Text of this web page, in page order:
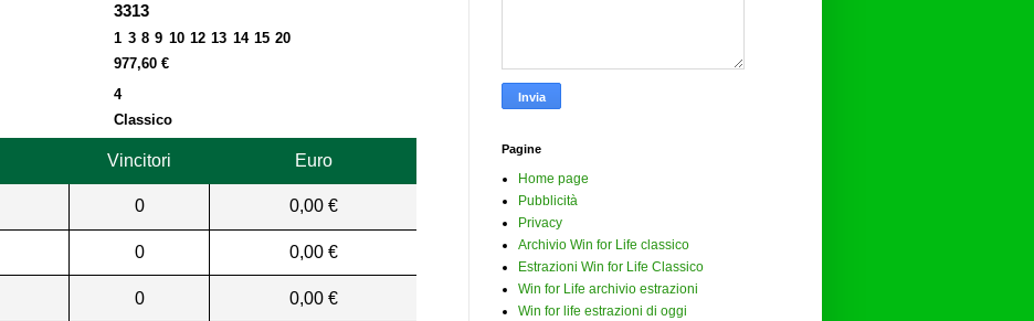
3313
1 3 8 9 10 12 13 14 15 20
977,60 €
4
Classico
Vincitori Euro
0 0,00 €
0 0,00 €
0 0,00 €
Pagine
Home page
Pubblicità
Privacy
Archivio Win for Life classico
Estrazioni Win for Life Classico
Win for Life archivio estrazioni
Win for life estrazioni di oggi